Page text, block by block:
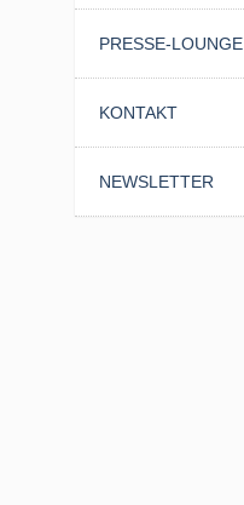
PRESSE-LOUNGE
KONTAKT
NEWSLETTER